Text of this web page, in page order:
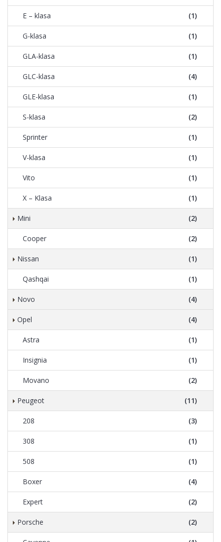
E – klasa (1)
G-klasa (1)
GLA-klasa (1)
GLC-klasa (4)
GLE-klasa (1)
S-klasa (2)
Sprinter (1)
V-klasa (1)
Vito (1)
X – Klasa (1)
Mini (2)
Cooper (2)
Nissan (1)
Qashqai (1)
Novo (4)
Opel (4)
Astra (1)
Insignia (1)
Movano (2)
Peugeot (11)
208 (3)
308 (1)
508 (1)
Boxer (4)
Expert (2)
Porsche (2)